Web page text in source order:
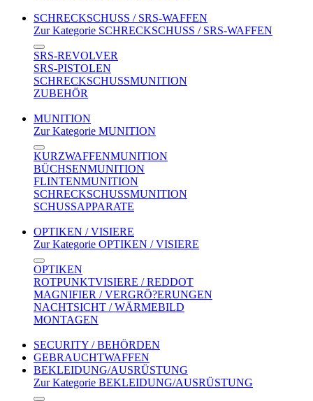
SCHRECKSCHUSS / SRS-WAFFEN
Zur Kategorie SCHRECKSCHUSS / SRS-WAFFEN
SRS-REVOLVER
SRS-PISTOLEN
SCHRECKSCHUSSMUNITION
ZUBEHÖR
MUNITION
Zur Kategorie MUNITION
KURZWAFFENMUNITION
BÜCHSENMUNITION
FLINTENMUNITION
SCHRECKSCHUSSMUNITION
SCHUSSAPPARATE
OPTIKEN / VISIERE
Zur Kategorie OPTIKEN / VISIERE
OPTIKEN
ROTPUNKTVISIERE / REDDOT
MAGNIFIER / VERGRÖ?ERUNGEN
NACHTSICHT / WÄRMEBILD
MONTAGEN
SECURITY / BEHÖRDEN
GEBRAUCHTWAFFEN
BEKLEIDUNG/AUSRÜSTUNG
Zur Kategorie BEKLEIDUNG/AUSRÜSTUNG